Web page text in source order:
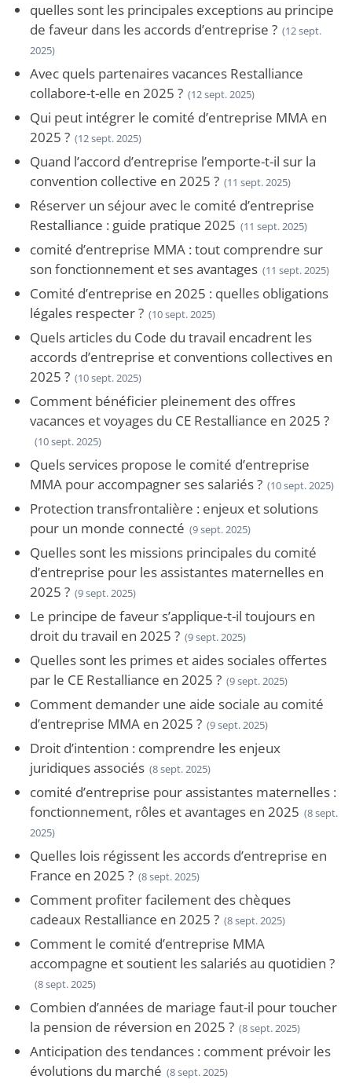
quelles sont les principales exceptions au principe
de faveur dans les accords d’entreprise ? (12 sept.
2025)
Avec quels partenaires vacances Restalliance
collabore-t-elle en 2025 ? (12 sept. 2025)
Qui peut intégrer le comité d’entreprise MMA en
2025 ? (12 sept. 2025)
Quand l’accord d’entreprise l’emporte-t-il sur la
convention collective en 2025 ? (11 sept. 2025)
Réserver un séjour avec le comité d’entreprise
Restalliance : guide pratique 2025 (11 sept. 2025)
comité d’entreprise MMA : tout comprendre sur
son fonctionnement et ses avantages (11 sept. 2025)
Comité d’entreprise en 2025 : quelles obligations
légales respecter ? (10 sept. 2025)
Quels articles du Code du travail encadrent les
accords d’entreprise et conventions collectives en
2025 ? (10 sept. 2025)
Comment bénéficier pleinement des offres
vacances et voyages du CE Restalliance en 2025 ?
(10 sept. 2025)
Quels services propose le comité d’entreprise
MMA pour accompagner ses salariés ? (10 sept. 2025)
Protection transfrontalière : enjeux et solutions
pour un monde connecté (9 sept. 2025)
Quelles sont les missions principales du comité
d’entreprise pour les assistantes maternelles en
2025 ? (9 sept. 2025)
Le principe de faveur s’applique-t-il toujours en
droit du travail en 2025 ? (9 sept. 2025)
Quelles sont les primes et aides sociales offertes
par le CE Restalliance en 2025 ? (9 sept. 2025)
Comment demander une aide sociale au comité
d’entreprise MMA en 2025 ? (9 sept. 2025)
Droit d’intention : comprendre les enjeux
juridiques associés (8 sept. 2025)
comité d’entreprise pour assistantes maternelles :
fonctionnement, rôles et avantages en 2025 (8 sept.
2025)
Quelles lois régissent les accords d’entreprise en
France en 2025 ? (8 sept. 2025)
Comment profiter facilement des chèques
cadeaux Restalliance en 2025 ? (8 sept. 2025)
Comment le comité d’entreprise MMA
accompagne et soutient les salariés au quotidien ?
(8 sept. 2025)
Combien d’années de mariage faut-il pour toucher
la pension de réversion en 2025 ? (8 sept. 2025)
Anticipation des tendances : comment prévoir les
évolutions du marché (8 sept. 2025)